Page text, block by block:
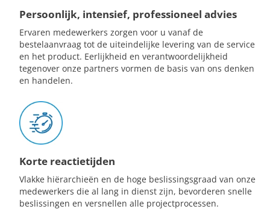
Persoonlijk, intensief, professioneel advies
Ervaren medewerkers zorgen voor u vanaf de
bestelaanvraag tot de uiteindelijke levering van de service
en het product. Eerlijkheid en verantwoordelijkheid
tegenover onze partners vormen de basis van ons denken
en handelen.
Korte reactietijden
Vlakke hiërarchieën en de hoge beslissingsgraad van onze
medewerkers die al lang in dienst zijn, bevorderen snelle
beslissingen en versnellen alle projectprocessen.